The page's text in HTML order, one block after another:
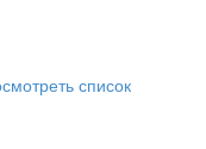
список